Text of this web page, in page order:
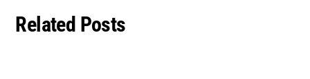
Related Posts